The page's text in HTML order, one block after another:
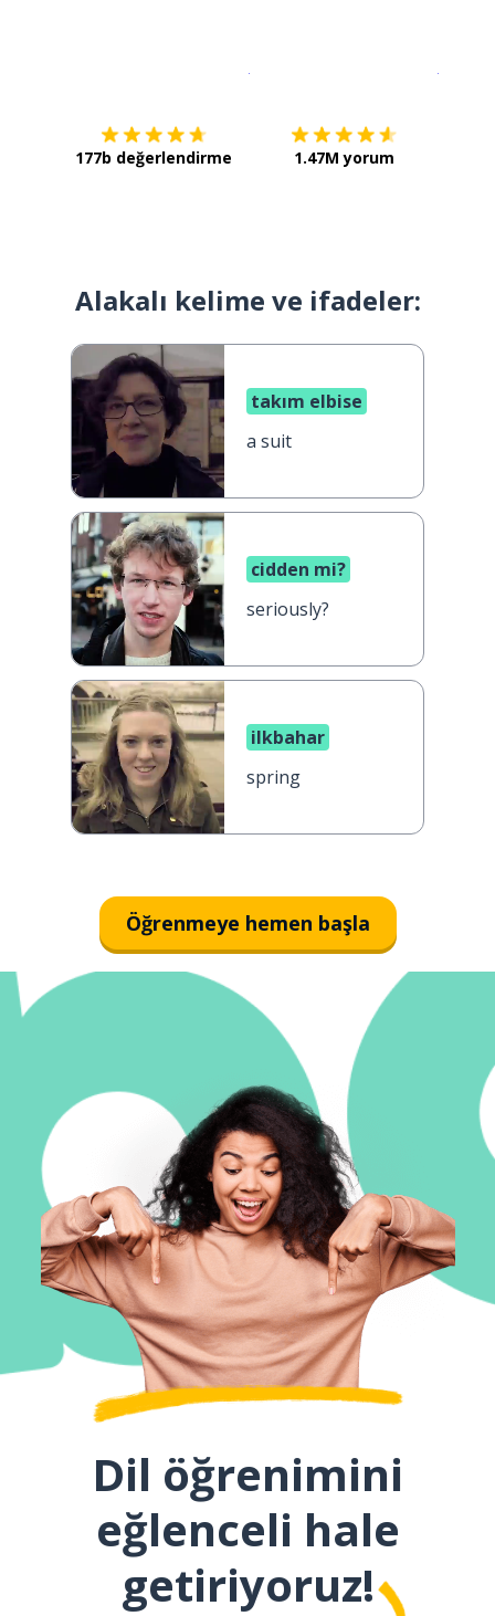
177b değerlendirme 1.47M yorum
Alakalı kelime ve ifadeler:
takım elbise
a suit
cidden mi?
seriously?
ilkbahar
spring
Öğrenmeye hemen başla
Dil öğrenimini
eğlenceli hale
getiriyoruz!